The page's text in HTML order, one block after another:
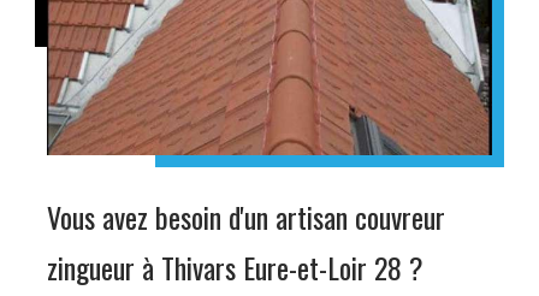
Vous avez besoin d'un artisan couvreur
zingueur à Thivars Eure-et-Loir 28 ?